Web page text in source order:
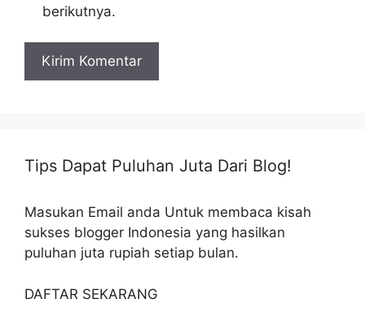
berikutnya.
Tips Dapat Puluhan Juta Dari Blog!
Masukan Email anda Untuk membaca kisah
sukses blogger Indonesia yang hasilkan
puluhan juta rupiah setiap bulan.
DAFTAR SEKARANG